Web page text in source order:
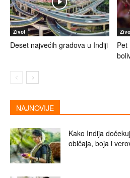
Život
Deset najvećih gradova u Indiji
Pet
NAJNOVIJE
Kako Indija
običaja, boja i